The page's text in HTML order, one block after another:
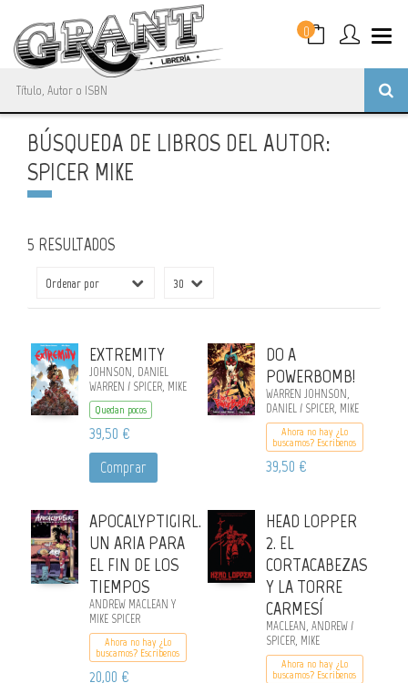
0
BÚSQUEDA DE LIBROS DEL AUTOR:
SPICER MIKE
5 RESULTADOS
EXTREMITY
JOHNSON, DANIEL
WARREN / SPICER, MIKE
Quedan pocos
39,50 €
Comprar
DO A
POWERBOMB!
WARREN JOHNSON,
DANIEL / SPICER, MIKE
Ahora no hay ¿Lo
buscamos? Escribenos
39,50 €
APOCALYPTIGIRL.
UN ARIA PARA
EL FIN DE LOS
TIEMPOS
ANDREW MACLEAN Y
MIKE SPICER
Ahora no hay ¿Lo
buscamos? Escribenos
20,00 €
HEAD LOPPER
2. EL
CORTACABEZAS
Y LA TORRE
CARMESÍ
MACLEAN, ANDREW /
SPICER, MIKE
Ahora no hay ¿Lo
buscamos? Escribenos